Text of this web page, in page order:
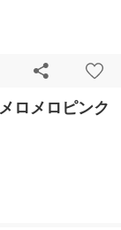
ロメロピンク